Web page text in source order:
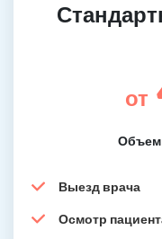
от
Объем
Выезд врача
Осмотр